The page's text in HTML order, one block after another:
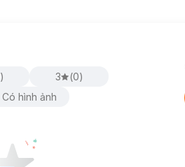
) 3 (0)
Có hình ảnh